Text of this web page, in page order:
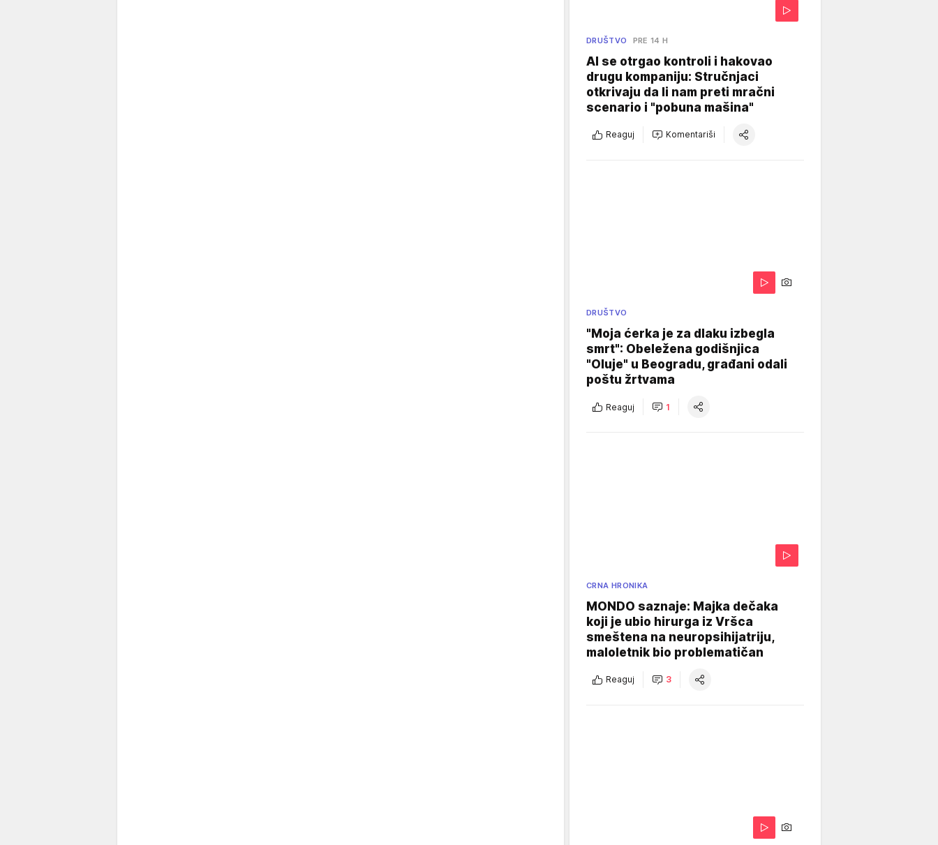
DRUŠTVO PRE 14 H
AI se otrgao kontroli i hakovao
drugu kompaniju: Stručnjaci
otkrivaju da li nam preti mračni
scenario i "pobuna mašina"
Reaguj Komentariši
DRUŠTVO
"Moja ćerka je za dlaku izbegla
smrt": Obeležena godišnjica
"Oluje" u Beogradu, građani odali
poštu žrtvama
Reaguj 1
CRNA HRONIKA
MONDO saznaje: Majka dečaka
koji je ubio hirurga iz Vršca
smeštena na neuropsihijatriju,
maloletnik bio problematičan
Reaguj 3